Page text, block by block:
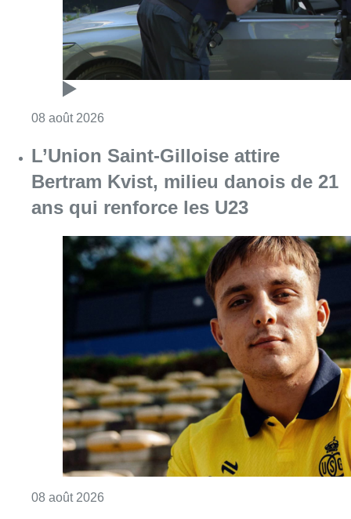
08 août 2026
L’Union Saint-Gilloise attire
Bertram Kvist, milieu danois de 21
ans qui renforce les U23
08 août 2026